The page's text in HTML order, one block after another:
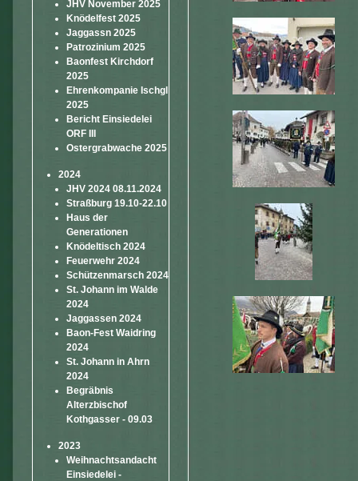
JHV November 2025
Knödelfest 2025
Jaggassn 2025
Patrozinium 2025
Baonfest Kirchdorf
2025
Ehrenkompanie Ischgl
2025
Bericht Einsiedelei
ORF III
Ostergrabwache 2025
2024
JHV 2024 08.11.2024
Straßburg 19.10-22.10
Haus der
Generationen
Knödeltisch 2024
Feuerwehr 2024
Schützenmarsch 2024
St. Johann im Walde
2024
Jaggassen 2024
Baon-Fest Waidring
2024
St. Johann in Ahrn
2024
Begräbnis
Alterzbischof
Kothgasser - 09.03
2023
Weihnachtsandacht
Einsiedelei -